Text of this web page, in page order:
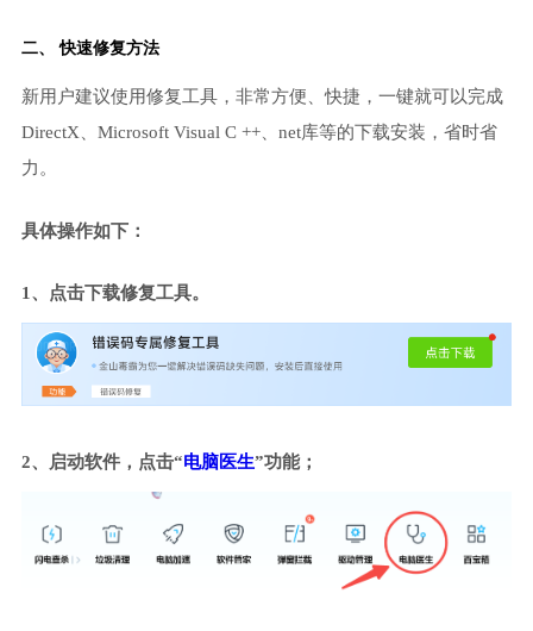
二、 快速修复方法
新用户建议使用修复工具，非常方便、快捷，一键就可以完成
DirectX、Microsoft Visual C ++、net库等的下载安装，省时省
力。
具体操作如下：
1、点击下载修复工具。
2、启动软件，点击“电脑医生”功能；